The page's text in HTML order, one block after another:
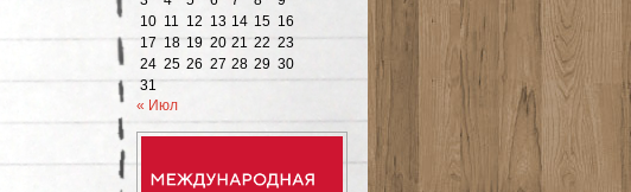
10 11 12 13 14 15 16
17 18 19 20 21 22 23
24 25 26 27 28 29 30
31
« Июл